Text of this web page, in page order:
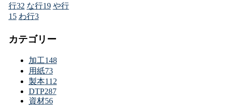
行32 な行19 や行
15 わ行3
カテゴリー
加工148
用紙73
製本112
DTP287
資材56